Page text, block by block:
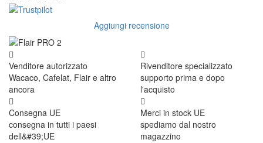
Aggiungi recensione
Venditore autorizzato
Wacaco, Cafelat, Flair e altro
ancora
Rivenditore specializzato
supporto prima e dopo
l'acquisto
Consegna UE
consegna in tutti i paesi
dell&#39;UE
Merci in stock UE
spediamo dal nostro
magazzino